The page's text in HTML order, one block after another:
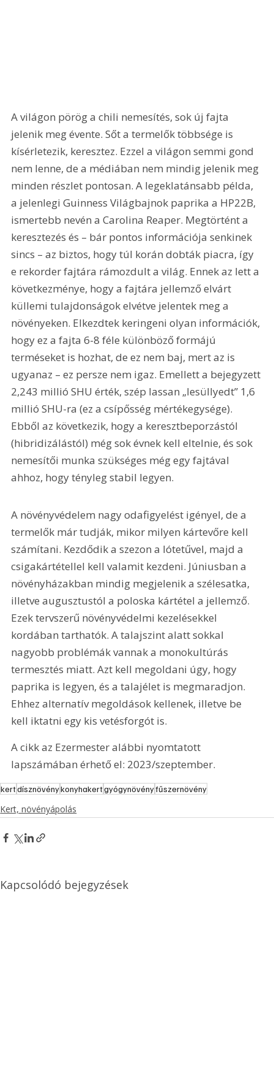
A világon pörög a chili nemesítés, sok új fajta
jelenik meg évente. Sőt a termelők többsége is
kísérletezik, keresztez. Ezzel a világon semmi gond
nem lenne, de a médiában nem mindig jelenik meg
minden részlet pontosan. A legeklatánsabb példa,
a jelenlegi Guinness Világbajnok paprika a HP22B,
ismertebb nevén a Carolina Reaper. Megtörtént a
keresztezés és – bár pontos információja senkinek
sincs – az biztos, hogy túl korán dobták piacra, így
e rekorder fajtára rámozdult a világ. Ennek az lett a
következménye, hogy a fajtára jellemző elvárt
küllemi tulajdonságok elvétve jelentek meg a
növényeken. Elkezdtek keringeni olyan információk,
hogy ez a fajta 6-8 féle különböző formájú
terméseket is hozhat, de ez nem baj, mert az is
ugyanaz – ez persze nem igaz. Emellett a bejegyzett
2,243 millió SHU érték, szép lassan „lesüllyedt” 1,6
millió SHU-ra (ez a csípősség mértékegysége).
Ebből az következik, hogy a keresztbeporzástól
(hibridizálástól) még sok évnek kell eltelnie, és sok
nemesítői munka szükséges még egy fajtával
ahhoz, hogy tényleg stabil legyen.
A növényvédelem nagy odafigyelést igényel, de a
termelők már tudják, mikor milyen kártevőre kell
számítani. Kezdődik a szezon a lótetűvel, majd a
csigakártétellel kell valamit kezdeni. Júniusban a
növényházakban mindig megjelenik a szélesatka,
illetve augusztustól a poloska kártétel a jellemző.
Ezek tervszerű növényvédelmi kezelésekkel
kordában tarthatók. A talajszint alatt sokkal
nagyobb problémák vannak a monokultúrás
termesztés miatt. Azt kell megoldani úgy, hogy
paprika is legyen, és a talajélet is megmaradjon.
Ehhez alternatív megoldások kellenek, illetve be
kell iktatni egy kis vetésforgót is.
A cikk az Ezermester alábbi nyomtatott
lapszámában érhető el: 2023/szeptember.
kertdísznövénykonyhakertgyógynövényfűszernövény
Kert, növényápolás
Kapcsolódó bejegyzések